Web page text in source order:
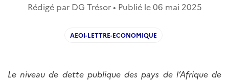
Rédigé par DG Trésor • Publié le06 mai 2025
AEOI-LETTRE-ECONOMIQUE
Le niveau de dette publique des pays de l’Afrique de